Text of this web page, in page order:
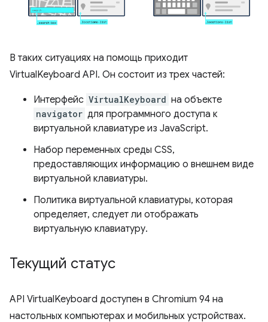
В таких ситуациях на помощь приходит
VirtualKeyboard API. Он состоит из трех частей:
Интерфейс VirtualKeyboard на объекте
navigator для программного доступа к
виртуальной клавиатуре из JavaScript.
Набор переменных среды CSS,
предоставляющих информацию о внешнем виде
виртуальной клавиатуры.
Политика виртуальной клавиатуры, которая
определяет, следует ли отображать
виртуальную клавиатуру.
Текущий статус
API VirtualKeyboard доступен в Chromium 94 на
настольных компьютерах и мобильных устройствах.